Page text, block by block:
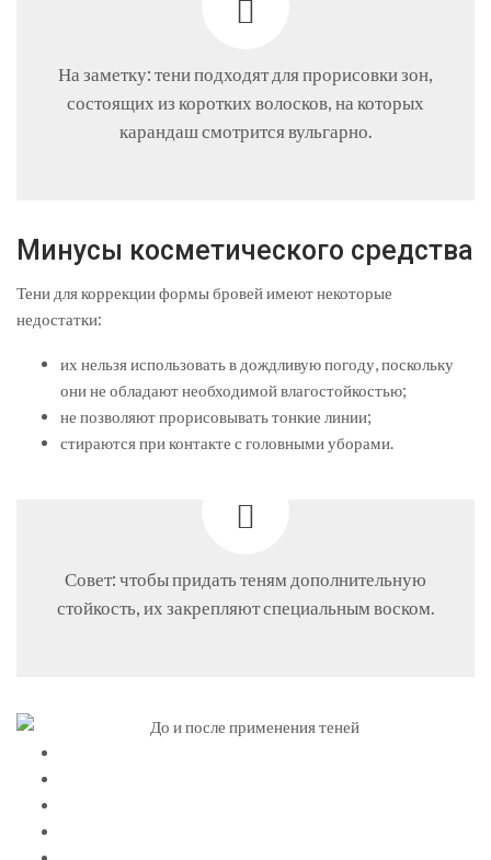
На заметку: тени подходят для прорисовки зон,
состоящих из коротких волосков, на которых
карандаш смотрится вульгарно.
Минусы косметического средства
Тени для коррекции формы бровей имеют некоторые
недостатки:
их нельзя использовать в дождливую погоду, поскольку
они не обладают необходимой влагостойкостью;
не позволяют прорисовывать тонкие линии;
стираются при контакте с головными уборами.
Совет: чтобы придать теням дополнительную
стойкость, их закрепляют специальным воском.